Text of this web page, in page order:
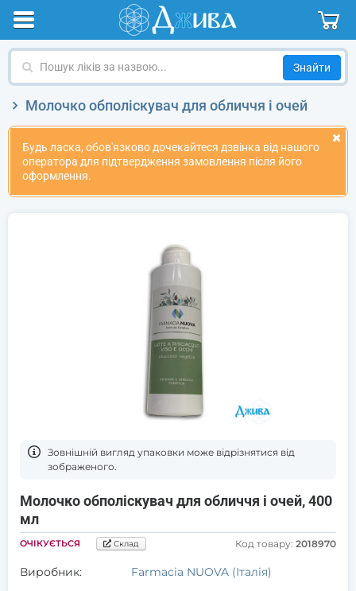
Пошук
назвою
Молочко обполіскувач для обличчя і очей
Будь ласка, обов'язково дочекайтеся дзвінка від нашого
оператора для підтвердження замовлення після його
оформлення.
Зовнішній вигляд упаковки може відрізнятися від
зображеного.
Молочко обполіскувач для обличчя і очей, 400
мл
ОЧІКУЄТЬСЯ Склад Код товару: 2018970
Виробник:
Farmacia NUOVA (Італія)